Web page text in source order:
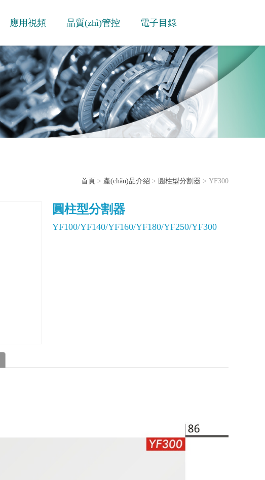
應用視頻 品質(zhì)管控 電子目錄
首頁 > 產(chǎn)品介紹 > 圓柱型分割器 > YF300
圓柱型分割器
YF100/YF140/YF160/YF180/YF250/YF300